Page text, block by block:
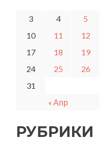
« Апр
3
4 5
10
11 12
17
18 19
24
25 26
31
РУБРИКИ